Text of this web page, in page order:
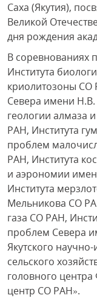
Саха (Якутия),
Великой
дня рождения
В соревнованиях
Института
криолитозоны СО
Севера имени Н.В.
геологии алмаза
РАН, Института
проблем
РАН, Института
и аэрономии
Института
Мельникова СО
газа СО РАН,
проблем Севера
Якутского научно-
сельского
головного
центр СО РАН».